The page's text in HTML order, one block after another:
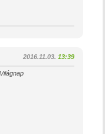
2016.11.03. 13:39